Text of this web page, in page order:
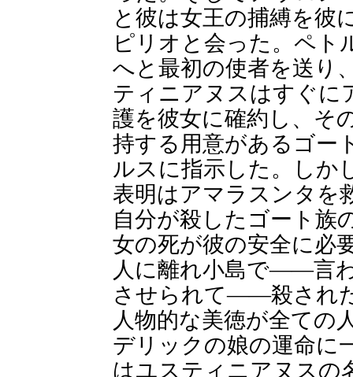
と彼は女王の捕縛を彼
ピリオと会った。ペト
へと最初の使者を送り
ティニアヌスはすぐに
護を彼女に確約し、そ
持する用意があるゴー
ルスに指示した。しか
表明はアマラスンタを
自分が殺したゴート族
女の死が彼の安全に必
人に離れ小島で――言
させられて――殺され
人物的な美徳が全ての
デリックの娘の運命に
はユスティニアヌスの